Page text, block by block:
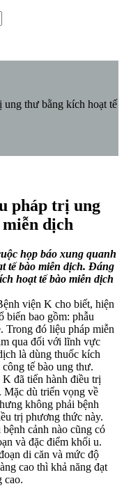
thư bằng kích hoạt tế
pháp trị ung
dịch
họp báo xung quanh
tế bào miễn dịch. Đáng
hoạt tế bào miễn dịch
viện K cho biết, hiện
biến bao gồm: phẫu
Trong đó liệu pháp miễn
qua đối với lĩnh vực
là dùng thuốc kích
tế bào ung thư.
đã tiến hành điều trị
Mặc dù triển vọng về
không phải bệnh
trị phương thức này.
cảnh nào cũng có
và đặc điểm khối u.
di căn và mức độ
cao thì khả năng đạt
cao.